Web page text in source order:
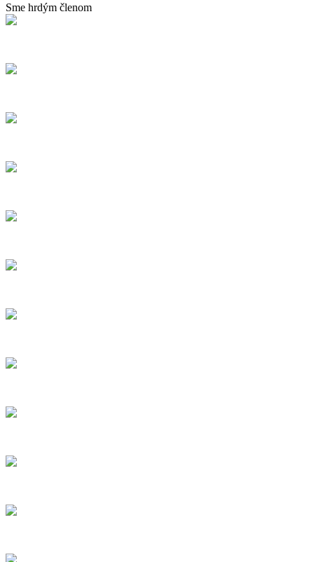
Sme hrdým členom